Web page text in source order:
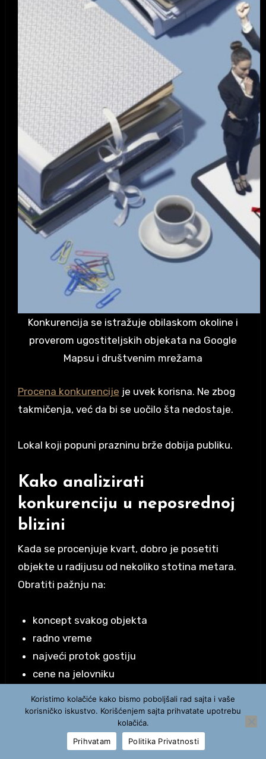
Konkurencija se istražuje obilaskom okoline i
proverom ugostiteljskih objekata na Google
Mapsu i društvenim mrežama
Procena konkurencije je uvek korisna. Ne zbog
takmičenja, već da bi se uočilo šta nedostaje.
Lokal koji popuni prazninu brže dobija publiku.
Kako analizirati
konkurenciju u neposrednoj
blizini
Kada se procenjuje kvart, dobro je posetiti
objekte u radijusu od nekoliko stotina metara.
Obratiti pažnju na:
koncept svakog objekta
radno vreme
najveći protok gostiju
cene na jelovniku
Tako se dobija slika o tome da li okruženje traži
još jedan sličan koncept ili novu ideju.
Koristimo kolačiće kako bismo poboljšali rad sajta i vaše
korisničko iskustvo. Korišćenjem sajta prihvatate upotrebu
kolačića.
Prihvatam
Politika Privatnosti